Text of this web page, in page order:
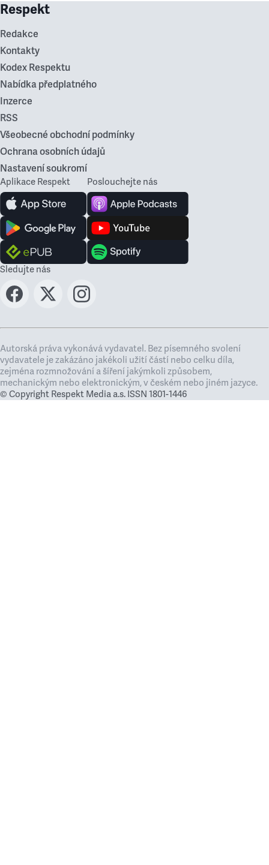
Respekt
Redakce
Kontakty
Kodex Respektu
Nabídka předplatného
Inzerce
RSS
Všeobecné obchodní podmínky
Ochrana osobních údajů
Nastavení soukromí
Aplikace Respekt Poslouchejte nás
Sledujte nás
Autorská práva vykonává vydavatel. Bez písemného svolení
vydavatele je zakázáno jakékoli užití částí nebo celku díla,
zejména rozmnožování a šíření jakýmkoli způsobem,
mechanickým nebo elektronickým, v českém nebo jiném jazyce.
© Copyright Respekt Media a.s. ISSN 1801-1446